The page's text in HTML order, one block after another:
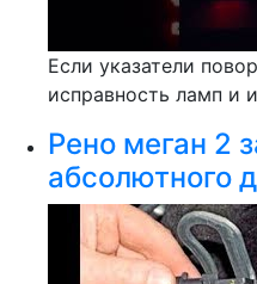
Если указатели
исправность ламп и
Рено меган 2
абсолютного